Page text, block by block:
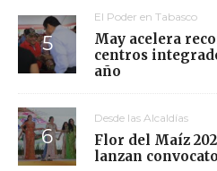
El Poder en Tabasco
May acelera
centros
año
Desde las Alcaldías
Flor del Maíz
lanzan